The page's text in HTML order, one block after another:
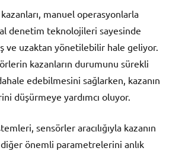
manuel operasyonlarla
denetim teknolojileri sayesinde
ve uzaktan yönetilebilir hale geliyor.
kazanların durumunu sürekli
edebilmesini sağlarken, kazanın
düşürmeye yardımcı oluyor.
sensörler aracılığıyla kazanın
diğer önemli parametrelerini anlık